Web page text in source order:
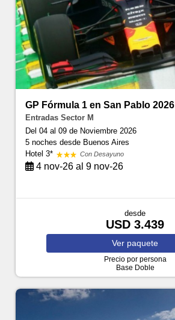
GP Fórmula 1 en San Pablo 2026
Entradas Sector M
Del 04 al 09 de Noviembre 2026
5 nochesdesde Buenos Aires
Hotel 3*
Con Desayuno
4 nov-26 al 9 nov-26
desde
USD 3.439
Ver paquete
Precio por persona
Base Doble